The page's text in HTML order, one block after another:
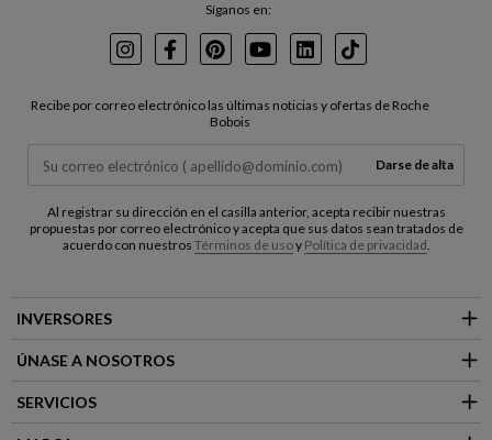
Síganos en:
InstagramFacebookPinterest
YoutubeLinkedInTikTok
Recibe por correo electrónico las últimas noticias y ofertas de Roche
Bobois
Darse de alta
Al registrar su dirección en el casilla anterior, acepta recibir nuestras
propuestas por correo electrónico y acepta que sus datos sean tratados de
acuerdo con nuestros Términos de usoy Política de privacidad
INVERSORES
ÚNASE A NOSOTROS
SERVICIOS